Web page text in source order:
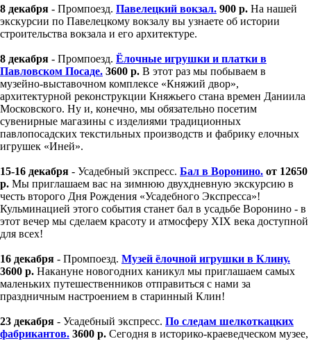
8 декабря - Промпоезд. Павелецкий вокзал. 900 р. На нашей
экскурсии по Павелецкому вокзалу вы узнаете об истории
строительства вокзала и его архитектуре.
8 декабря - Промпоезд. Ёлочные игрушки и платки в
Павловском Посаде. 3600 р. В этот раз мы побываем в
музейно-выставочном комплексе «Княжий двор»,
архитектурной реконструкции Княжьего стана времен Даниила
Московского. Ну и, конечно, мы обязательно посетим
сувенирные магазины с изделиями традиционных
павлопосадских текстильных производств и фабрику елочных
игрушек «Иней».
15-16 декабря - Усадебный экспресс. Бал в Воронино. от 12650
р. Мы приглашаем вас на зимнюю двухдневную экскурсию в
честь второго Дня Рождения «Усадебного Экспресса»!
Кульминацией этого события станет бал в усадьбе Воронино - в
этот вечер мы сделаем красоту и атмосферу XIX века доступной
для всех!
16 декабря - Промпоезд. Музей ёлочной игрушки в Клину.
3600 р. Накануне новогодних каникул мы приглашаем самых
маленьких путешественников отправиться с нами за
праздничным настроением в старинный Клин!
23 декабря - Усадебный экспресс. По следам шелкоткацких
фабрикантов. 3600 р. Сегодня в историко-краеведческом музее,